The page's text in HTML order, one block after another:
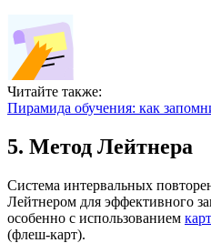
Читайте также:
Пирамида обучения: как
5. Метод Лейтнера
Система интервальных
Лейтнером для эффективного
особенно с использованием
(флеш-карт).